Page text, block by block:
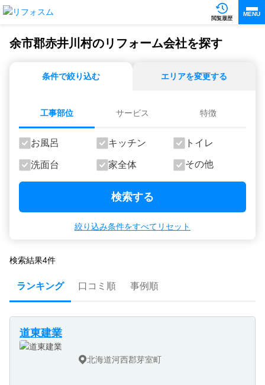
閲覧履歴
MENU
余市郡赤井川村のリフォーム会社を探す
条件で絞り込む エリアを変更する
工事部位 サービス 特徴
お風呂 キッチン トイレ
洗面台 家全体 その他
検索する
絞り込み条件をすべてリセット
検索結果4件
ランキング 口コミ順 事例順
道東建業
北海道河西郡芽室町